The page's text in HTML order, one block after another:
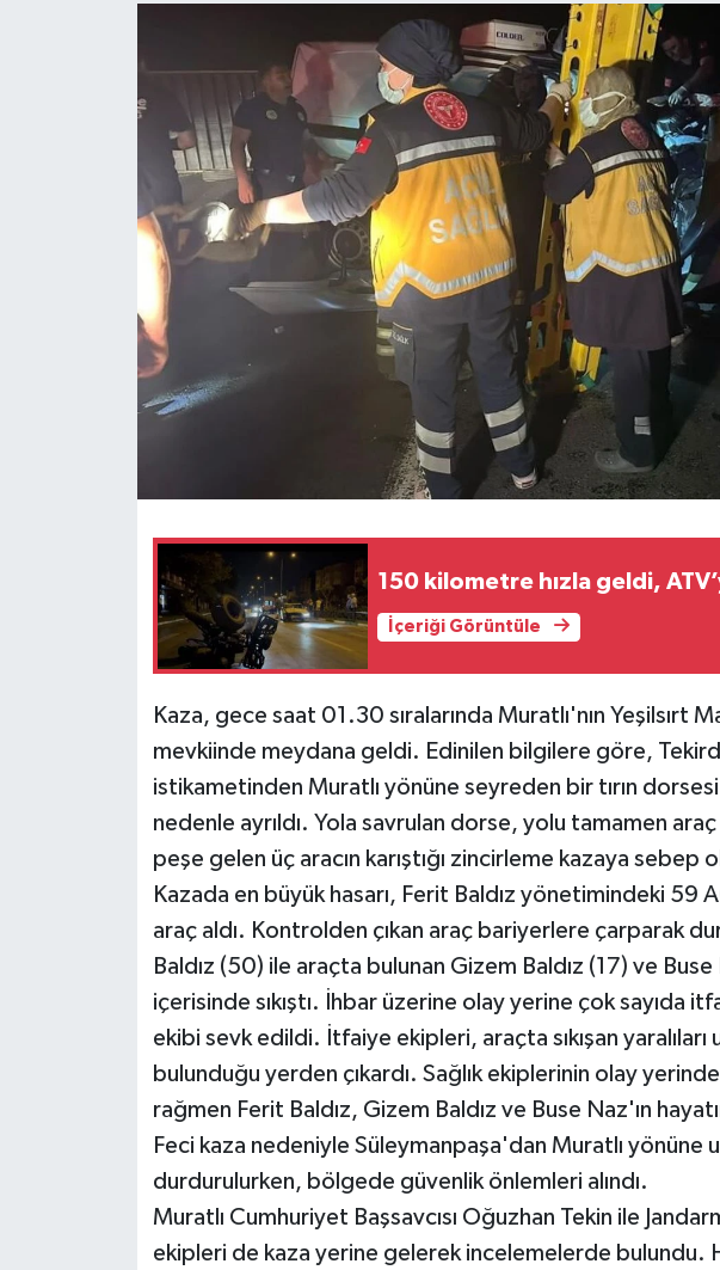
150 kilometre hızla geldi,
İçeriği Görüntüle
Kaza, gece saat 01.30 sıralarında Muratlı'nın Yeşilsırt
mevkiinde meydana geldi. Edinilen bilgilere göre,
istikametinden Muratlı yönüne seyreden bir tırın
nedenle ayrıldı. Yola savrulan dorse, yolu tamamen
peşe gelen üç aracın karıştığı zincirleme kazaya sebep
Kazada en büyük hasarı, Ferit Baldız yönetimindeki 59
araç aldı. Kontrolden çıkan araç bariyerlere çarparak
Baldız (50) ile araçta bulunan Gizem Baldız (17) ve
içerisinde sıkıştı. İhbar üzerine olay yerine çok sayıda
ekibi sevk edildi. İtfaiye ekipleri, araçta sıkışan yaralıları
bulunduğu yerden çıkardı. Sağlık ekiplerinin olay
rağmen Ferit Baldız, Gizem Baldız ve Buse Naz'ın
Feci kaza nedeniyle Süleymanpaşa'dan Muratlı yönüne
durdurulurken, bölgede güvenlik önlemleri alındı.
Muratlı Cumhuriyet Başsavcısı Oğuzhan Tekin ile
ekipleri de kaza yerine gelerek incelemelerde bulundu.